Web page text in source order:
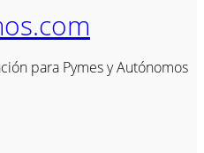
para Pymes y Autónomos